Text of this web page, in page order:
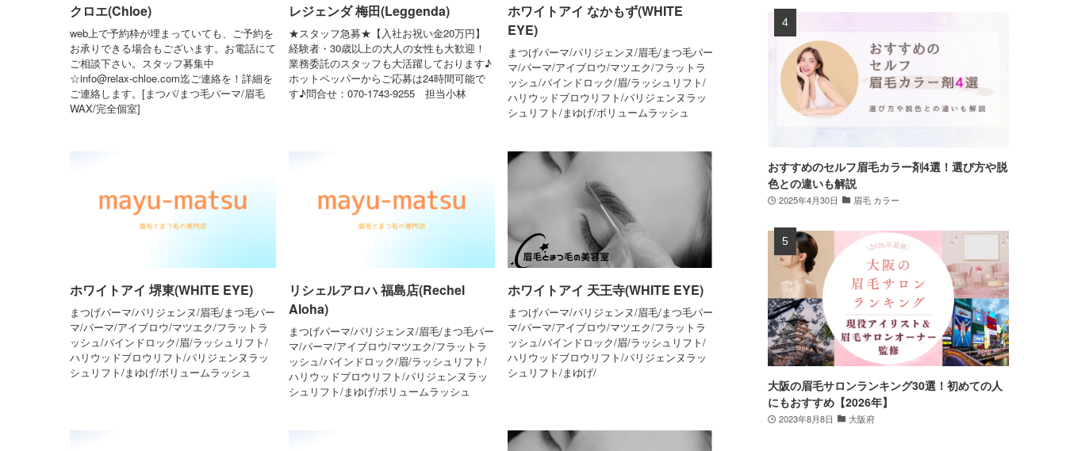
クロエ(Chloe)
web上で予約枠が埋まっていても、ご予約を
お承りできる場合もございます。お電話にて
ご相談下さい。スタッフ募集中
☆info@relax-chloe.com迄ご連絡を！詳細を
ご連絡します。[まつパ/まつ毛パーマ/眉毛
WAX/完全個室]
レジェンダ 梅田(Leggenda)
★スタッフ急募★【入社お祝い金20万円】
経験者・30歳以上の大人の女性も大歓迎！
業務委託のスタッフも大活躍しております♪
ホットペッパーからご応募は24時間可能で
す♪問合せ：070-1743-9255 担当小林
ホワイトアイ なかもず(WHITE
EYE)
まつげパーマ/パリジェンヌ/眉毛/まつ毛パー
マ/パーマ/アイブロウ/マツエク/フラットラ
ッシュ/バインドロック/眉/ラッシュリフト/
ハリウッドブロウリフト/パリジェンヌラッ
シュリフト/まゆげ/ボリュームラッシュ
ホワイトアイ 堺東(WHITE EYE)
まつげパーマ/パリジェンヌ/眉毛/まつ毛パー
マ/パーマ/アイブロウ/マツエク/フラットラ
ッシュ/バインドロック/眉/ラッシュリフト/
ハリウッドブロウリフト/パリジェンヌラッ
シュリフト/まゆげ/ボリュームラッシュ
リシェルアロハ 福島店(Rechel
Aloha)
まつげパーマ/パリジェンヌ/眉毛/まつ毛パー
マ/パーマ/アイブロウ/マツエク/フラットラ
ッシュ/バインドロック/眉/ラッシュリフト/
ハリウッドブロウリフト/パリジェンヌラッ
シュリフト/まゆげ/ボリュームラッシュ
ホワイトアイ 天王寺(WHITE EYE)
まつげパーマ/パリジェンヌ/眉毛/まつ毛パー
マ/パーマ/アイブロウ/マツエク/フラットラ
ッシュ/バインドロック/眉/ラッシュリフト/
ハリウッドブロウリフト/パリジェンヌラッ
シュリフト/まゆげ/
おすすめのセルフ眉毛カラー剤4選！選び方や脱
色との違いも解説
2025年4月30日 眉毛 カラー
大阪の眉毛サロンランキング30選！初めての人
にもおすすめ【2026年】
2023年8月8日 大阪府